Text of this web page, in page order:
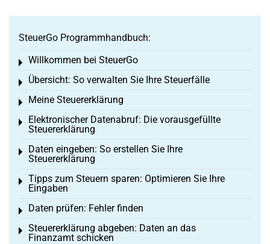
SteuerGo Programmhandbuch:
Willkommen bei SteuerGo
Toggle menu
Übersicht: So verwalten Sie Ihre Steuerfälle
Toggle menu
Meine Steuererklärung
Toggle menu
Elektronischer Datenabruf: Die vorausgefüllte
Steuererklärung
Toggle menu
Daten eingeben: So erstellen Sie Ihre
Steuererklärung
Toggle menu
Tipps zum Steuern sparen: Optimieren Sie Ihre
Eingaben
Toggle menu
Daten prüfen: Fehler finden
Toggle menu
Steuererklärung abgeben: Daten an das
Finanzamt schicken
Toggle menu